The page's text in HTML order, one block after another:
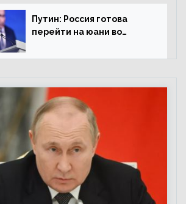
Путин: Россия готова
перейти на юани во